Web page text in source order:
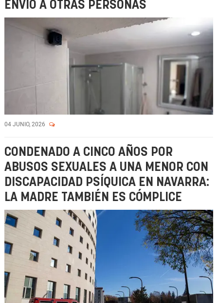
ENVÍO A OTRAS PERSONAS
04 JUNIO, 2026
CONDENADO A CINCO AÑOS POR
ABUSOS SEXUALES A UNA MENOR CON
DISCAPACIDAD PSÍQUICA EN NAVARRA:
LA MADRE TAMBIÉN ES CÓMPLICE